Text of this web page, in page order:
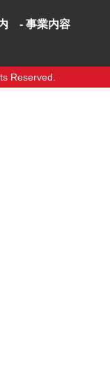
事業内容
Reserved.